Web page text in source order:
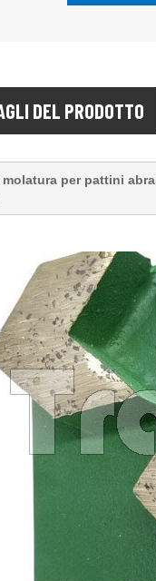
DEL PRODOTTO
molatura per pattini